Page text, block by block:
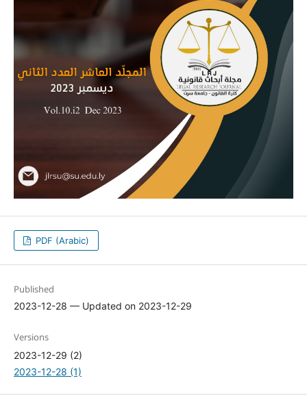
PDF (Arabic)
Published
2023-12-28 — Updated on 2023-12-29
Versions
2023-12-29 (2)
2023-12-28 (1)